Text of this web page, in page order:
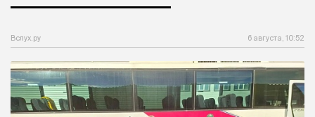
Вслух.ру 6 августа, 10:52